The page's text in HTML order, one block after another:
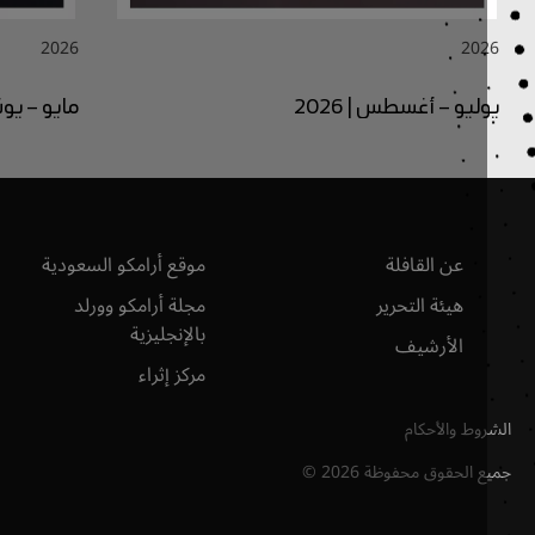
– أغسطس | 2026 مايو – يونيو | 2026
عن القافلة
هيئة التحرير
الأرشيف
موقع أرامكو السعودية
مجلة أرامكو وورلد
بالإنجليزية
مركز إثراء
والأحكام
الحقوق محفوظة2026
©